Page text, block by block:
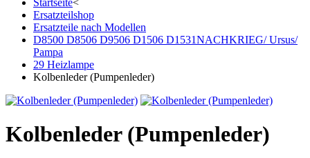
Startseite<
Ersatzteilshop
Ersatzteile nach Modellen
D8500 D8506 D9506 D1506 D1531NACHKRIEG/ Ursus/
Pampa
29 Heizlampe
Kolbenleder (Pumpenleder)
Kolbenleder (Pumpenleder)